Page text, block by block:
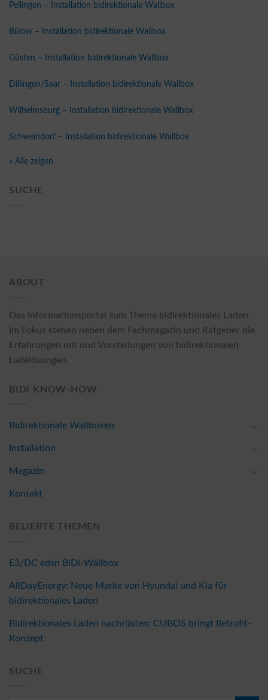
Pellingen – Installation bidirektionale Wallbox
Bülow – Installation bidirektionale Wallbox
Güsten – Installation bidirektionale Wallbox
Dillingen/Saar – Installation bidirektionale Wallbox
Wilhelmsburg – Installation bidirektionale Wallbox
Schweindorf – Installation bidirektionale Wallbox
» Alle zeigen
SUCHE
ABOUT
Das Informationsportal zum Thema bidirektionales Laden.
Im Fokus stehen neben dem Fachmagazin und Ratgeber die
Erfahrungen mit und Vorstellungen von bidirektionalen
Ladelösungen.
BIDI KNOW-HOW
Bidirektionale Wallboxen
Installation
Magazin
Kontakt
BELIEBTE THEMEN
E3/DC edsn BiDi-Wallbox
AllDayEnergy: Neue Marke von Hyundai und Kia für
bidirektionales Laden
Bidirektionales Laden nachrüsten: CUBOS bringt Retrofit-
Konzept
SUCHE